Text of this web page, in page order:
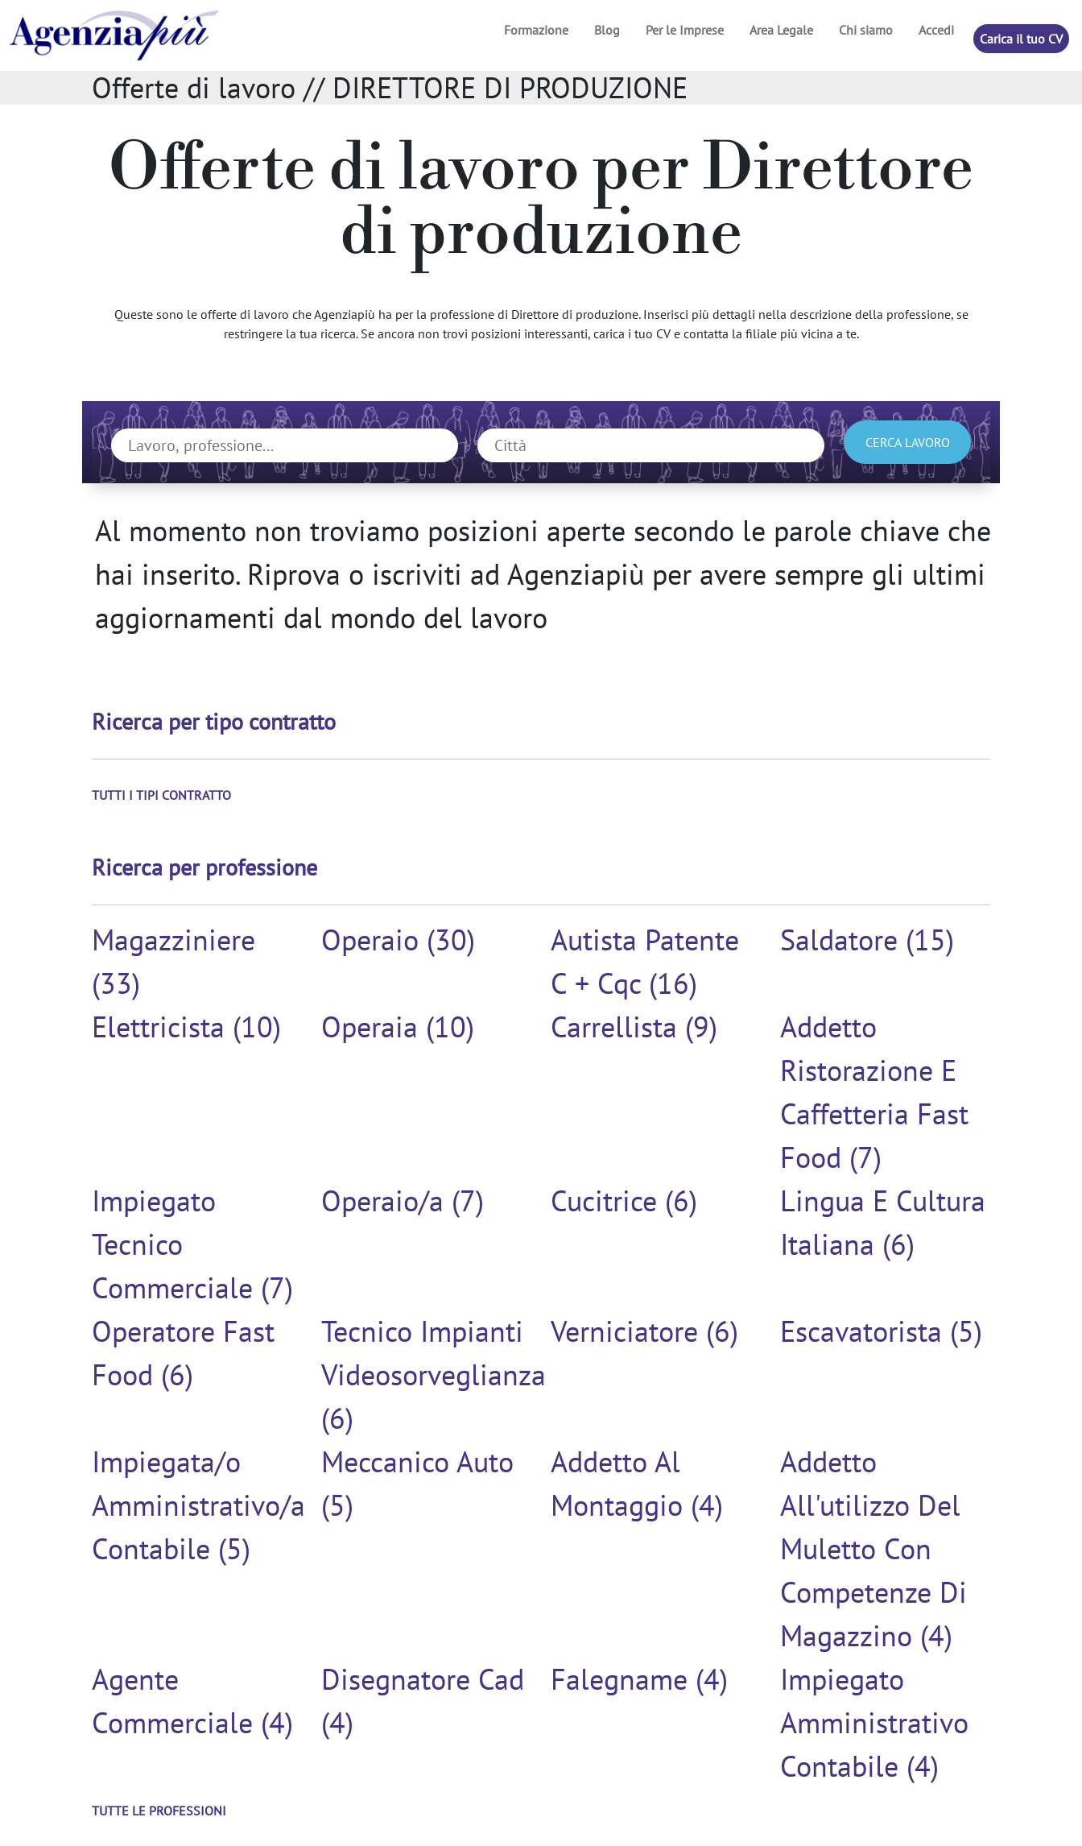
Formazione Blog Per le Imprese Area Legale Chi siamo Accedi
Carica il tuo CV
Offerte di lavoro // DIRETTORE DI PRODUZIONE
Offerte di lavoro per Direttore
di produzione
Queste sono le offerte di lavoro che Agenziapiù ha per la professione di Direttore di produzione. Inserisci più dettagli nella descrizione della professione, se
restringere la tua ricerca. Se ancora non trovi posizioni interessanti, carica i tuo CV e contatta la filiale più vicina a te.
CERCA LAVORO
Al momento non troviamo posizioni aperte secondo le parole chiave che
hai inserito. Riprova o iscriviti ad Agenziapiù per avere sempre gli ultimi
aggiornamenti dal mondo del lavoro
Ricerca per tipo contratto
TUTTI I TIPI CONTRATTO
Ricerca per professione
Magazziniere
(33)
Operaio (30)
Autista Patente
C + Cqc (16)
Saldatore (15)
Elettricista (10) Operaia (10) Carrellista (9)
Addetto
Ristorazione E
Caffetteria Fast
Food (7)
Impiegato
Tecnico
Commerciale (7)
Operaio/a (7) Cucitrice (6)
Lingua E Cultura
Italiana (6)
Operatore Fast
Food (6)
Tecnico Impianti
Videosorveglianza
(6)
Verniciatore (6) Escavatorista (5)
Impiegata/o
Amministrativo/a
Contabile (5)
Meccanico Auto
(5)
Addetto Al
Montaggio (4)
Addetto
All'utilizzo Del
Muletto Con
Competenze Di
Magazzino (4)
Agente
Commerciale (4)
Disegnatore Cad
(4)
Falegname (4)
Impiegato
Amministrativo
Contabile (4)
TUTTE LE PROFESSIONI